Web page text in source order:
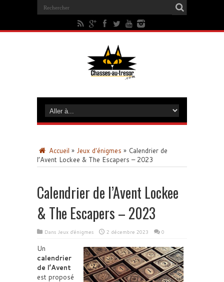
Accueil » Jeux d'énigmes » Calendrier de
l’Avent Lockee & The Escapers – 2023
Calendrier de l’Avent Lockee
& The Escapers – 2023
Dans Jeux d'énigmes 2 décembre 2023 0
Un
calendrier
de l’Avent
est proposé